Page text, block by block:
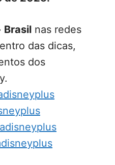
Brasil nas redes
das dicas,
dos